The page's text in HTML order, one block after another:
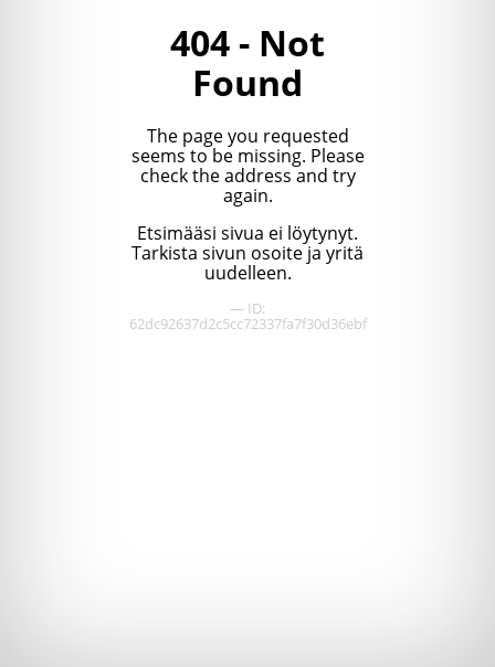
404 - Not
Found
The page you requested
seems to be missing. Please
check the address and try
again.
Etsimääsi sivua ei löytynyt.
Tarkista sivun osoite ja yritä
uudelleen.
— ID:
62dc92637d2c5cc72337fa7f30d36ebf